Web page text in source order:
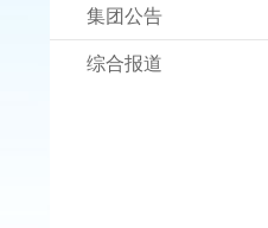
集团公告
综合报道